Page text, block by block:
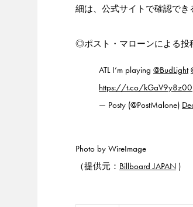
細は、公式サイトで確認でき
◎ポスト・マローンによる投
ATL I’m playing @BudLight
https://t.co/kGaV9y8z00
— Posty (@PostMalone)
Photo by WireImage
（提供元： Billboard JAPAN )